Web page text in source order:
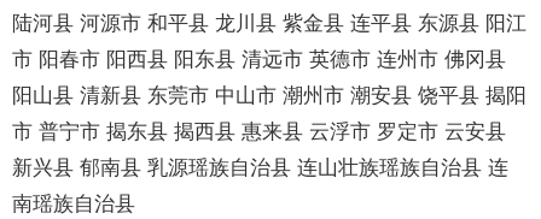
陆河县 河源市 和平县 龙川县 紫金县 连平县 东源县 阳江
市 阳春市 阳西县 阳东县 清远市 英德市 连州市 佛冈县
阳山县 清新县 东莞市 中山市 潮州市 潮安县 饶平县 揭阳
市 普宁市 揭东县 揭西县 惠来县 云浮市 罗定市 云安县
新兴县 郁南县 乳源瑶族自治县 连山壮族瑶族自治县 连
南瑶族自治县